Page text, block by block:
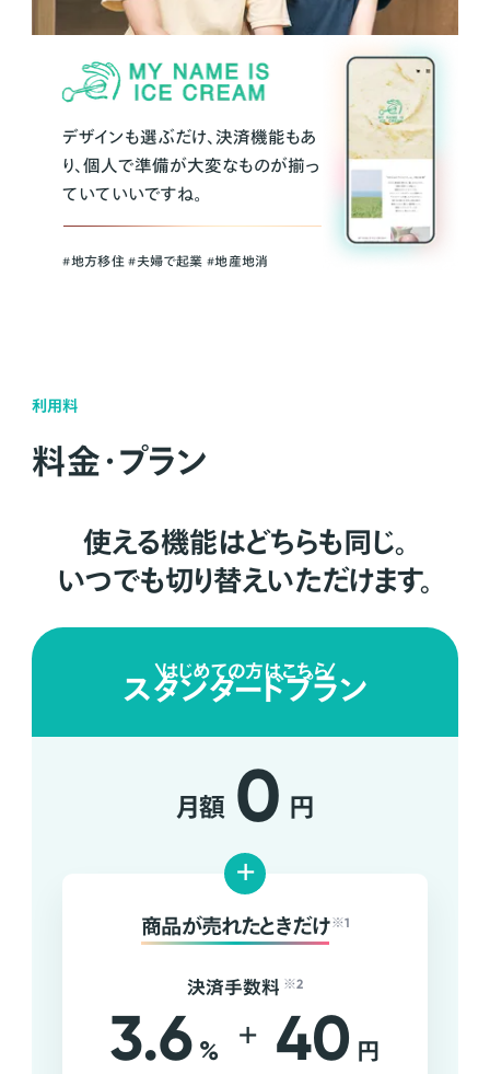
デザインも選ぶだけ、決済機能もあ
り、個人で準備が大変なものが揃っ
ていていいですね。
#地方移住 #夫婦で起業 #地産地消
利用料
料金・プラン
使える機能はどちらも同じ。
いつでも切り替えいただけます。
はじめての方はこちら
スタンダードプラン
月額 0 円
+
商品が売れたときだけ ※1
決済手数料 ※2
3.6 % + 40 円